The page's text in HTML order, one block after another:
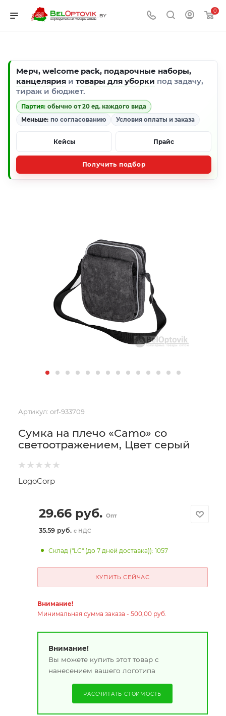
0
Мерч, welcome pack, подарочные наборы,
канцелярия и товары для уборки под задачу,
тираж и бюджет.
Партия: обычно от 20 ед. каждого вида
Меньше: по согласованию Условия оплаты и заказа
Кейсы Прайс
Получить подбор
Артикул: orf-933709
Сумка на плечо «Camo» со
светоотражением, Цвет серый
LogoCorp
29.66руб. Опт
35.59 руб. с НДС
Склад ("LC" (до 7 дней доставка)): 1057
КУПИТЬ СЕЙЧАС
Внимание!
Минимальная сумма заказа - 500,00 руб.
Внимание!
Вы можете купить этот товар с
нанесением вашего логотипа
РАССЧИТАТЬ СТОИМОСТЬ